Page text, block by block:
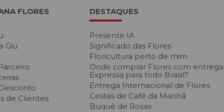
FLORES
Giu
de Clientes
DESTAQUES
Presente IA
Significado das Flores
Floricultura perto de mim
Onde comprar Flores com entrega
Expressa para todo Brasil?
Entrega Internacional de Flores
Cestas de Café da Manh
Buquê de Rosas